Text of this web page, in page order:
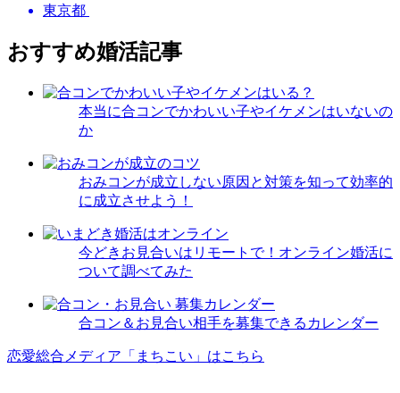
東京都
おすすめ婚活記事
本当に合コンでかわいい子やイケメンはいないの
か
おみコンが成立しない原因と対策を知って効率的
に成立させよう！
今どきお見合いはリモートで！オンライン婚活に
ついて調べてみた
合コン＆お見合い相手を募集できるカレンダー
恋愛総合メディア「まちこい」はこちら